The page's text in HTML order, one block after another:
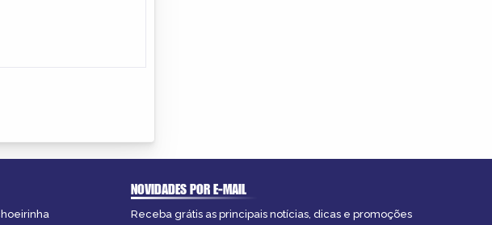
NOVIDADES POR E-MAIL
Receba grátis as principais notícias, dicas e promoções